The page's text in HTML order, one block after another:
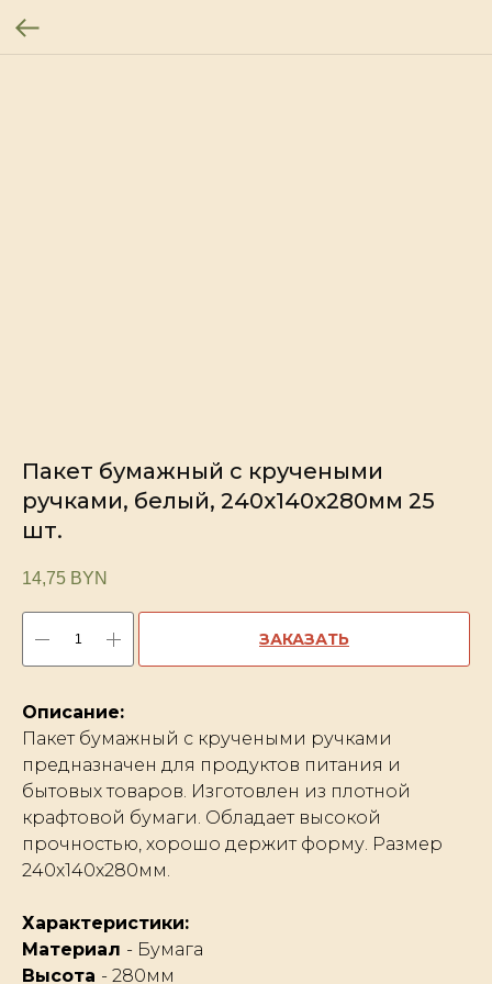
Пакет бумажный с кручеными
ручками, белый, 240х140х280мм 25
шт.
14,75 BYN
ЗАКАЗАТЬ
Описание:
Пакет бумажный с кручеными ручками
предназначен для продуктов питания и
бытовых товаров. Изготовлен из плотной
крафтовой бумаги. Обладает высокой
прочностью, хорошо держит форму. Размер
240х140х280мм.
Характеристики:
Материал - Бумага
Высота - 280мм